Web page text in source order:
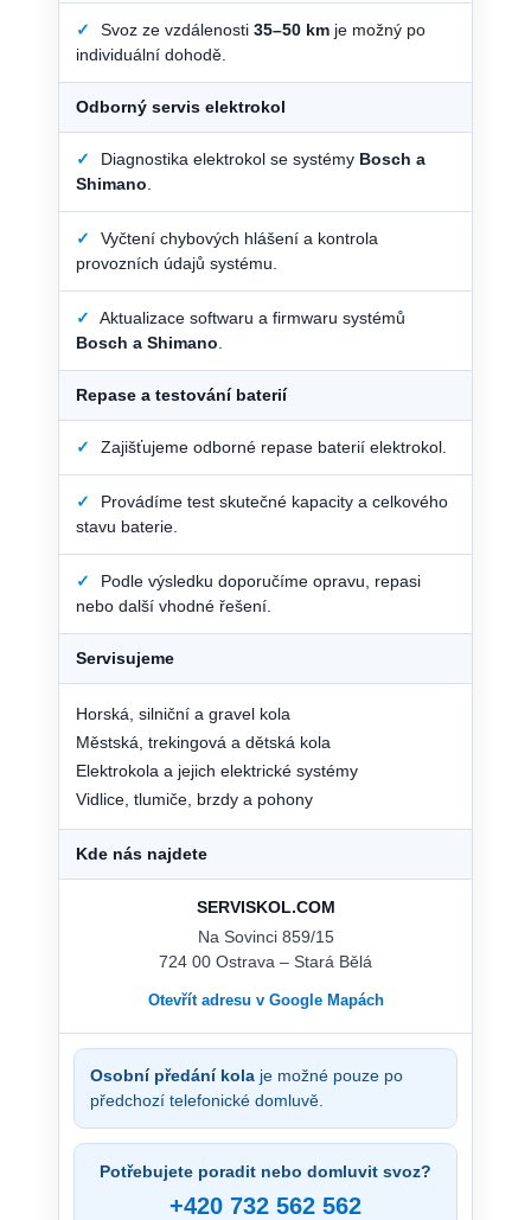
✓ Svoz ze vzdálenosti 35–50 km je možný po
individuální dohodě.
Odborný servis elektrokol
✓ Diagnostika elektrokol se systémy Bosch a
Shimano
✓
Vyčtení chybových hlášení a kontrola
provozních údajů systému.
✓
Aktualizace softwaru a firmwaru systémů
Bosch a Shimano
Repase a testování baterií
✓ Zajišťujeme odborné repase baterií elektrokol.
✓
Provádíme test skutečné kapacity a celkového
stavu baterie.
✓
Podle výsledku doporučíme opravu, repasi
nebo další vhodné řešení.
Servisujeme
Horská, silniční a gravel kola
Městská, trekingová a dětská kola
Elektrokola a jejich elektrické systémy
Vidlice, tlumiče, brzdy a pohony
Kde nás najdete
SERVISKOL.COM
Na Sovinci 859/15
724 00 Ostrava – Stará Bělá
Otevřít adresu v Google Mapách
Osobní předání kola je možné pouze po
předchozí telefonické domluvě.
Potřebujete poradit nebo domluvit svoz?
+420 732 562 562